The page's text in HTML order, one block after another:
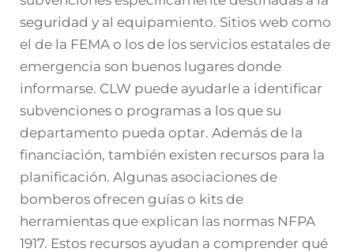
seguridad y al equipamiento. Sitios web como
el de la FEMA o los de los servicios estatales de
emergencia son buenos lugares donde
informarse. CLW puede ayudarle a identificar
subvenciones o programas a los que su
departamento pueda optar. Además de la
financiación, también existen recursos para la
planificación. Algunas asociaciones de
bomberos ofrecen guías o kits de
herramientas que explican las normas NFPA
1917. Estos recursos ayudan a comprender qué